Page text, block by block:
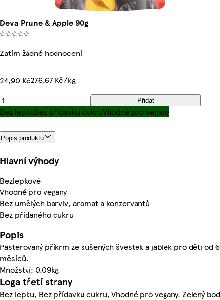
Deva Prune & Apple 90g
Zatím žádné hodnocení
24,90 Kč276,67 Kč/kg
Přidat
Bez lepkuBez přídavku cukruVhodné pro vegany
Popis produktu
Hlavní výhody
Bezlepkové
Vhodné pro vegany
Bez umělých barviv, aromat a konzervantů
Bez přidaného cukru
Popis
Pasterovaný příkrm ze sušených švestek a jablek pro děti od 6
měsíců.
Množství: 0.09kg
Loga třetí strany
Bez lepku, Bez přídavku cukru, Vhodné pro vegany, Zelený bod